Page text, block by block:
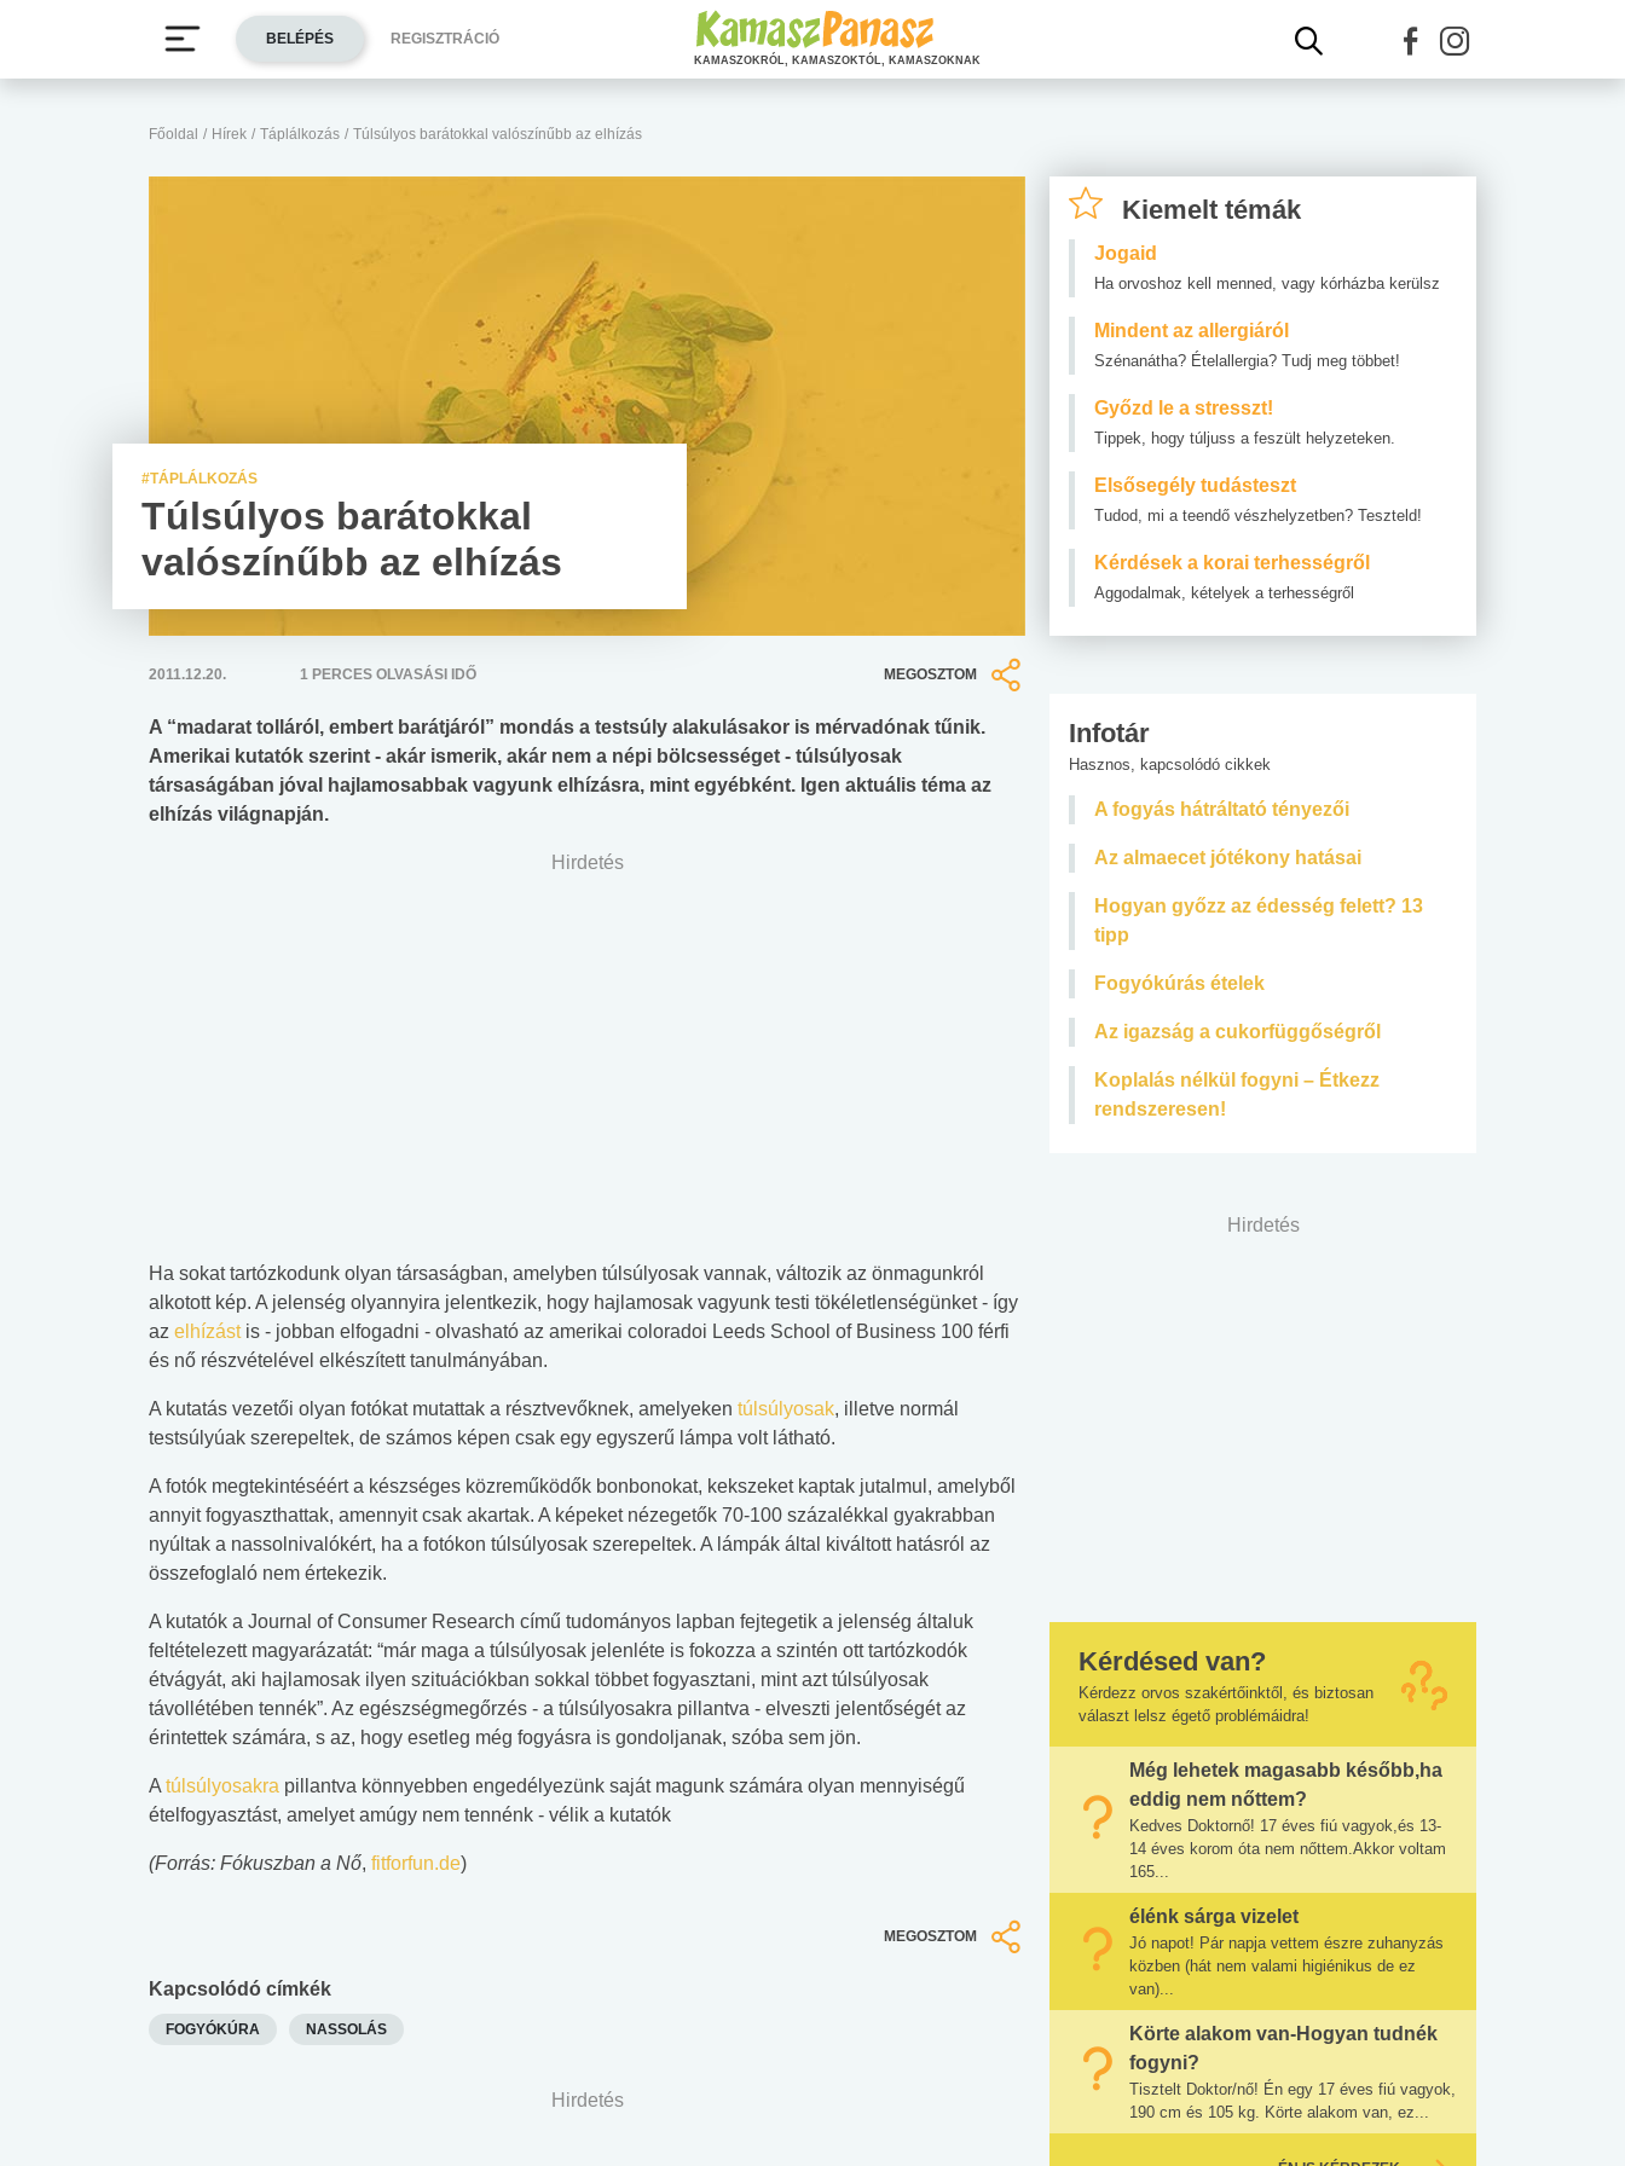
Főoldal / Hírek / Táplálkozás / Túlsúlyos barátokkal valószínűbb az elhízás
#TÁPLÁLKOZÁS
Túlsúlyos barátokkal
valószínűbb az elhízás
2011.12.20. 1 PERCES OLVASÁSI IDŐ MEGOSZTOM
A “madarat tolláról, embert barátjáról” mondás a testsúly alakulásakor is mérvadónak tűnik.
Amerikai kutatók szerint - akár ismerik, akár nem a népi bölcsességet - túlsúlyosak
társaságában jóval hajlamosabbak vagyunk elhízásra, mint egyébként. Igen aktuális téma az
elhízás világnapján.
Hirdetés
Ha sokat tartózkodunk olyan társaságban, amelyben túlsúlyosak vannak, változik az önmagunkról
alkotott kép. A jelenség olyannyira jelentkezik, hogy hajlamosak vagyunk testi tökéletlenségünket - így
az elhízástis - jobban elfogadni - olvasható az amerikai coloradoi Leeds School of Business 100 férfi
és nő részvételével elkészített tanulmányában.
A kutatás vezetői olyan fotókat mutattak a résztvevőknek, amelyeken túlsúlyosak, illetve normál
testsúlyúak szerepeltek, de számos képen csak egy egyszerű lámpa volt látható.
A fotók megtekintéséért a készséges közreműködők bonbonokat, kekszeket kaptak jutalmul, amelyből
annyit fogyaszthattak, amennyit csak akartak. A képeket nézegetők 70-100 százalékkal gyakrabban
nyúltak a nassolnivalókért, ha a fotókon túlsúlyosak szerepeltek. A lámpák által kiváltott hatásról az
összefoglaló nem értekezik.
A kutatók a Journal of Consumer Research című tudományos lapban fejtegetik a jelenség általuk
feltételezett magyarázatát: “már maga a túlsúlyosak jelenléte is fokozza a szintén ott tartózkodók
étvágyát, aki hajlamosak ilyen szituációkban sokkal többet fogyasztani, mint azt túlsúlyosak
távollétében tennék”. Az egészségmegőrzés - a túlsúlyosakra pillantva - elveszti jelentőségét az
érintettek számára, s az, hogy esetleg még fogyásra is gondoljanak, szóba sem jön.
A túlsúlyosakra pillantva könnyebben engedélyezünk saját magunk számára olyan mennyiségű
ételfogyasztást, amelyet amúgy nem tennénk - vélik a kutatók
(Forrás: Fókuszban a Nő, fitforfun.de)
MEGOSZTOM
Kapcsolódó címkék
FOGYÓKÚRA NASSOLÁS
Hirdetés
Kiemelt témák
Jogaid
Ha orvoshoz kell menned, vagy kórházba kerülsz
Mindent az allergiáról
Szénanátha? Ételallergia? Tudj meg többet!
Győzd le a stresszt!
Tippek, hogy túljuss a feszült helyzeteken.
Elsősegély tudásteszt
Tudod, mi a teendő vészhelyzetben? Teszteld!
Kérdések a korai terhességről
Aggodalmak, kételyek a terhességről
Infotár
Hasznos, kapcsolódó cikkek
A fogyás hátráltató tényezői
Az almaecet jótékony hatásai
Hogyan győzz az édesség felett? 13
tipp
Fogyókúrás ételek
Az igazság a cukorfüggőségről
Koplalás nélkül fogyni – Étkezz
rendszeresen!
Hirdetés
Kérdésed van?
Kérdezz orvos szakértőinktől, és biztosan
választ lelsz égető problémáidra!
Még lehetek magasabb később,ha
eddig nem nőttem?
Kedves Doktornő! 17 éves fiú vagyok,és 13-
14 éves korom óta nem nőttem.Akkor voltam
165...
élénk sárga vizelet
Jó napot! Pár napja vettem észre zuhanyzás
közben (hát nem valami higiénikus de ez
van)...
Körte alakom van-Hogyan tudnék
fogyni?
Tisztelt Doktor/nő! Én egy 17 éves fiú vagyok,
190 cm és 105 kg. Körte alakom van, ez...
BELÉPÉS REGISZTRÁCIÓ
KAMASZOKRÓL, KAMASZOKTÓL, KAMASZOKNAK